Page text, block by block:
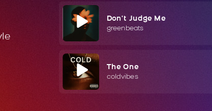
Don't Judge Me
greenbeats
The One
coldvibes